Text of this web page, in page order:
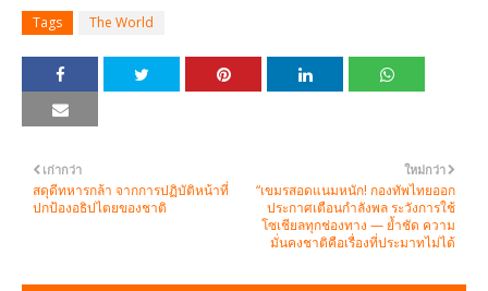
Tags The World
ใหม่กว่า
“เขมรสอดแนมหนัก! กองทัพไทยออก
ประกาศเตือนกำลังพล ระวังการใช้
โซเชียลทุกช่องทาง — ย้ำชัด ความ
มั่นคงชาติคือเรื่องที่ประมาทไม่ได้
เก่ากว่า
สดุดีทหารกล้า จากการปฏิบัติหน้าที่
ปกป้องอธิปไตยของชาติ